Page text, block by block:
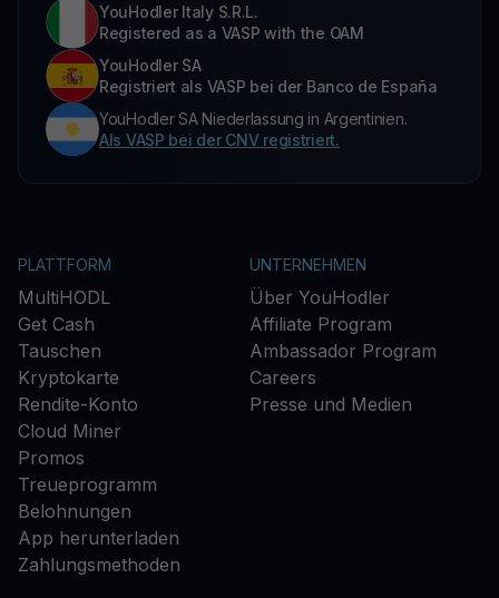
YouHodler Italy S.R.L.
Registered as a VASP with the OAM
YouHodler SA
Registriert als VASP bei der Banco de España
YouHodler SA Niederlassung in Argentinien.
Als VASP bei der CNV registriert.
PLATTFORM
MultiHODL
Get Cash
Tauschen
Kryptokarte
Rendite-Konto
Cloud Miner
Promos
Treueprogramm
Belohnungen
App herunterladen
Zahlungsmethoden
UNTERNEHMEN
Über YouHodler
Affiliate Program
Ambassador Program
Careers
Presse und Medien